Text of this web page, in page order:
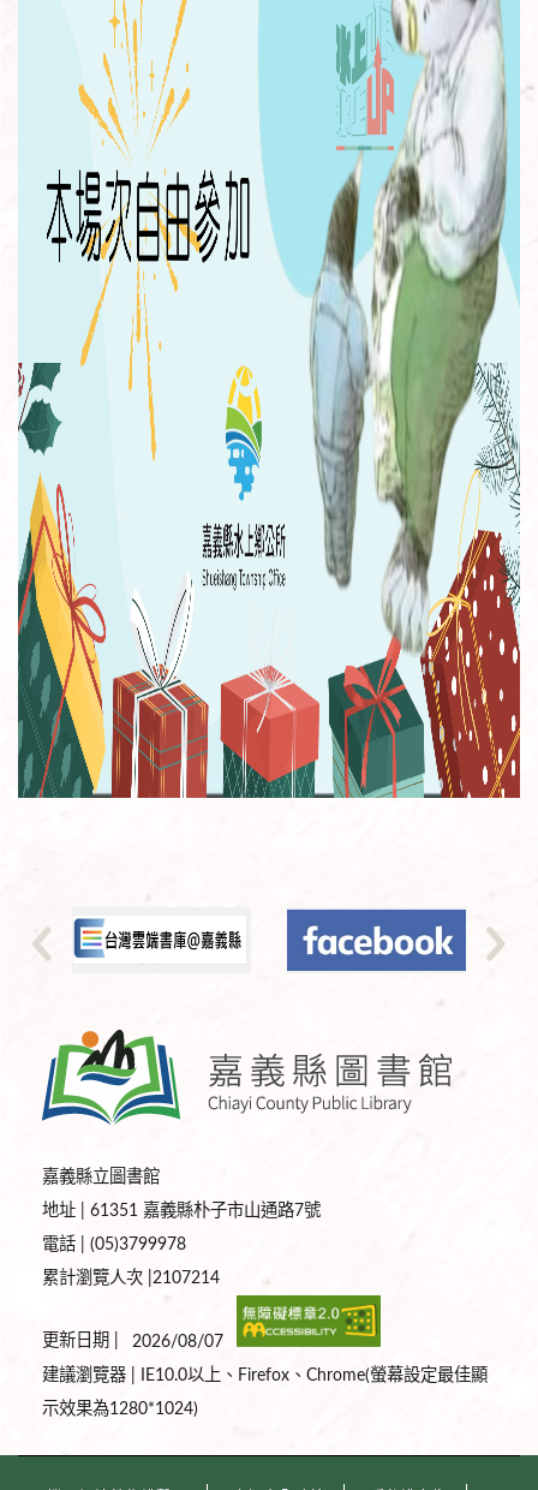
嘉義縣立圖書館
地址 | 61351 嘉義縣朴子市山通路7號
電話 | (05)3799978
累計瀏覽人次 |2107214
更新日期 |
2026/08/07
建議瀏覽器 | IE10.0以上、Firefox、Chrome(螢幕設定最佳顯
示效果為1280*1024)